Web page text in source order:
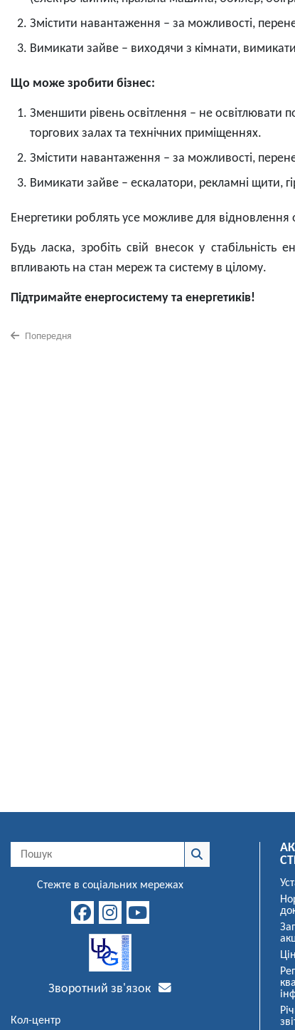
Змістити навантаження – за можливості,
Вимикати зайве – виходячи з кімнати,
Що може зробити бізнес:
Зменшити рівень освітлення – не освітлювати
торгових залах та технічних приміщеннях.
Змістити навантаження – за можливості,
Вимикати зайве – ескалатори, рекламні щити,
Енергетики роблять усе можливе для
Будь ласка, зробіть свій внесок у
впливають на стан мереж та систему в цілому.
Підтримайте енергосистему та енергетиків!
Попередня
Стежте в соціальних мережах
Зворотний зв'язок
Кол-центр